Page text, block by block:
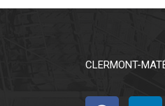
CLERMONT-